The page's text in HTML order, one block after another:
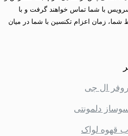
با شما تماس خواهند گرفت و با
زمان اعزام تکنسین با شما در میان
ال جی
دلمونتی
قهوه لواک